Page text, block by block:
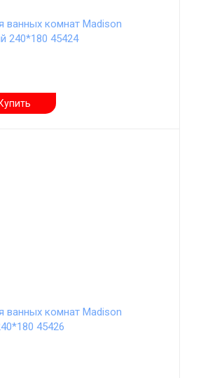
ванных комнат Madison
240*180 45424
Купить
ванных комнат Madison
45426